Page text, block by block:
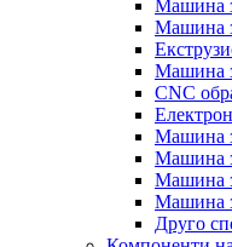
Машина
Машина
Машина
CNC
Машина
Машина
Машина
Машина
Друго